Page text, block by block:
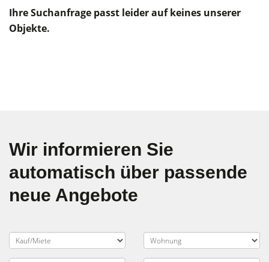
Ihre Suchanfrage passt leider auf keines unserer
Objekte.
Wir informieren Sie
automatisch über passende
neue Angebote